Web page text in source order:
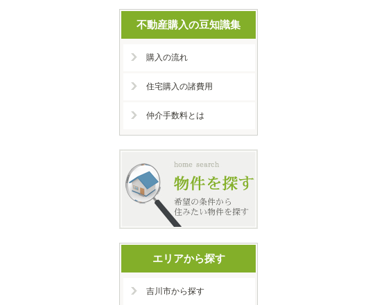
不動産購入の豆知識集
購入の流れ
住宅購入の諸費用
仲介手数料とは
エリアから探す
吉川市から探す